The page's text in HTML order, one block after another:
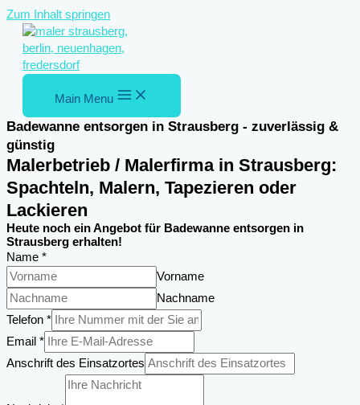
Zum Inhalt springen
Main Menu
Badewanne entsorgen in Strausberg - zuverlässig &
günstig
Malerbetrieb / Malerfirma in Strausberg:
Spachteln, Malern, Tapezieren oder
Lackieren
Heute noch ein Angebot für Badewanne entsorgen in
Strausberg erhalten!
Name *
Vorname
Nachname
Telefon *
Nachricht
Email
Email *
Anschrift des Einsatzortes